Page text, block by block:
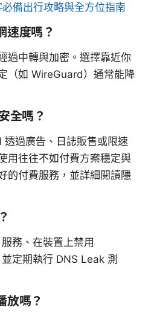
備出行攻略與全方位指南
速度嗎？
過中轉與加密。選擇靠近你
（如 WireGuard）通常能降
全嗎？
過廣告、日誌販售或限速
用往往不如付費方案穩定與
的付費服務，並詳細閱讀隱
務、在裝置上禁用
定期執行 DNS Leak 測
放嗎？